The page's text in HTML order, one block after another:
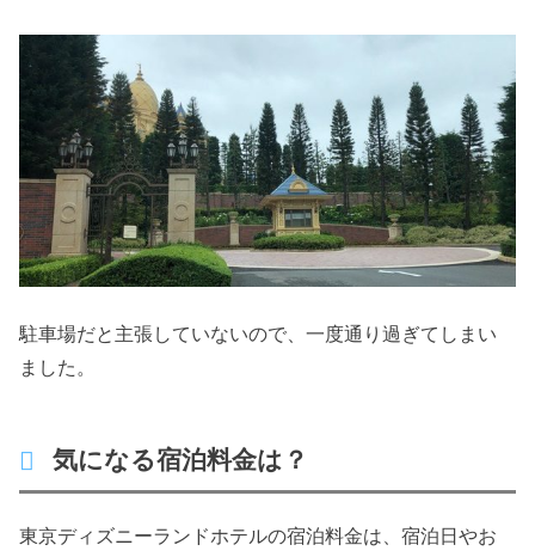
駐車場だと主張していないので、一度通り過ぎてしまい
ました。
気になる宿泊料金は？
東京ディズニーランドホテルの宿泊料金は、宿泊日やお